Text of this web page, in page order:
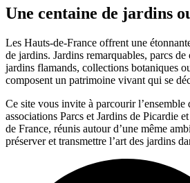
Une centaine de jardins
Les Hauts-de-France offrent une
de jardins. Jardins remarquables, parcs de
jardins flamands, collections botaniques
composent un patrimoine vivant qui se
Ce site vous invite à parcourir l’ensemble
associations Parcs et Jardins de Picardie
de France, réunis autour d’une même
préserver et transmettre l’art des jardins